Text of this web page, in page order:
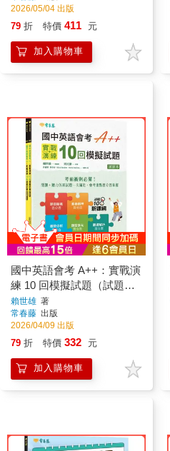
2026/05/04 出版
79 折 特價 411 元
加入購物車
國中英語會考 A++：實戰演
練 10 回模擬試題（試題本
+ 翻譯解析本 + QR Code線
上音檔）
賴世雄 著
常春藤 出版
2026/04/09 出版
79 折 特價 332 元
加入購物車